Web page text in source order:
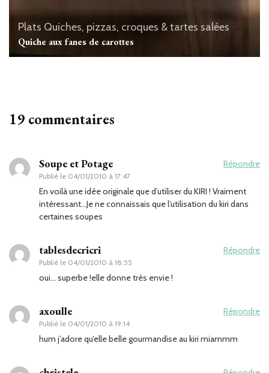
Plats Quiches, pizzas, croques & tartes salées
Quiche aux fanes de carottes
19 commentaires
Soupe et Potage
Publié le 04/01/2010 à 17:47
Répondre
En voilà une idée originale que d’utiliser du KIRI ! Vraiment
intéressant…Je ne connaissais que l’utilisation du kiri dans
certaines soupes
tablesdecricri
Publié le 04/01/2010 à 18:55
Répondre
oui… superbe !elle donne très envie !
axoulle
Publié le 04/01/2010 à 19:14
Répondre
hum j’adore qu’elle belle gourmandise au kiri miammm